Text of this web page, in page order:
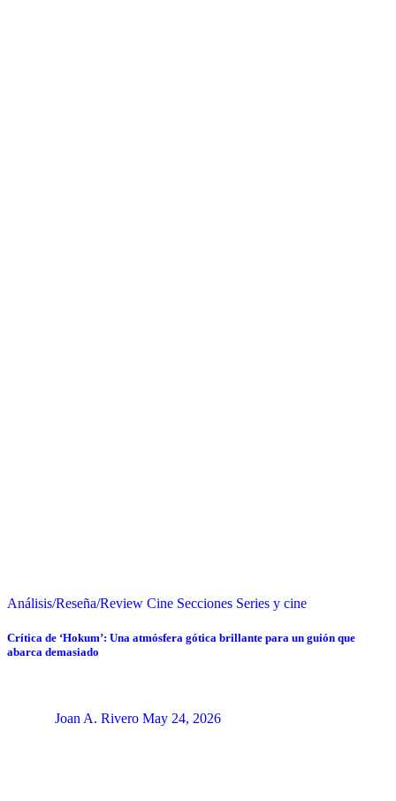
Análisis/Reseña/Review Cine Secciones Series y cine
Crítica de ‘Hokum’: Una atmósfera gótica brillante para un guión que
abarca demasiado
Joan A. Rivero May 24, 2026